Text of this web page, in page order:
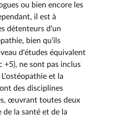
ou bien encore les
il est à
détenteurs d'un
bien qu'ils
d'études équivalent
+5), ne sont pas inclus
et la
des disciplines
œuvrant toutes deux
de la santé et de la